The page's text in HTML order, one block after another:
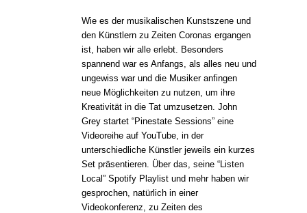
Wie es der musikalischen Kunstszene und
den Künstlern zu Zeiten Coronas ergangen
ist, haben wir alle erlebt. Besonders
spannend war es Anfangs, als alles neu und
ungewiss war und die Musiker anfingen
neue Möglichkeiten zu nutzen, um ihre
Kreativität in die Tat umzusetzen. John
Grey startet “Pinestate Sessions” eine
Videoreihe auf YouTube, in der
unterschiedliche Künstler jeweils ein kurzes
Set präsentieren. Über das, seine “Listen
Local” Spotify Playlist und mehr haben wir
gesprochen, natürlich in einer
Videokonferenz, zu Zeiten des